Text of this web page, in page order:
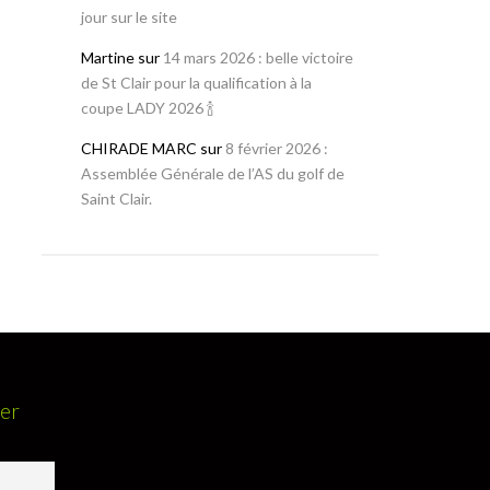
jour sur le site
Martine sur 14 mars 2026 : belle victoire
de St Clair pour la qualification à la
coupe LADY 2026 🍾
CHIRADE MARC sur 8 février 2026 :
Assemblée Générale de l’AS du golf de
Saint Clair.